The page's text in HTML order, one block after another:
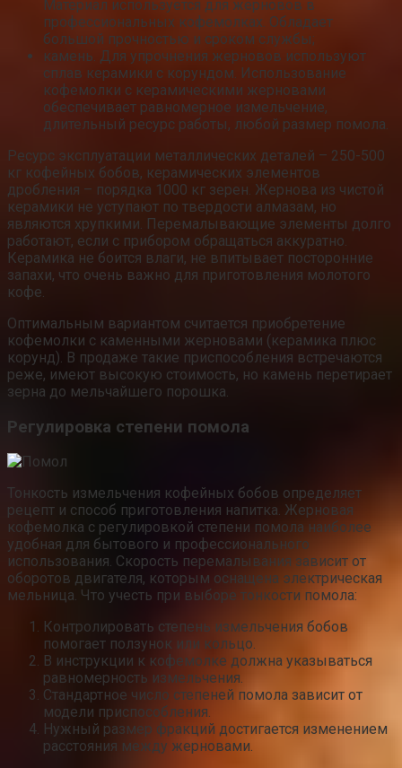
Материал используется для жерновов в
профессиональных кофемолках. Обладает
большой прочностью и сроком службы;
камень. Для упрочнения жерновов используют
сплав керамики с корундом. Использование
кофемолки с керамическими жерновами
обеспечивает равномерное измельчение,
длительный ресурс работы, любой размер помола.
Ресурс эксплуатации металлических деталей – 250-500
кг кофейных бобов, керамических элементов
дробления – порядка 1000 кг зерен. Жернова из чистой
керамики не уступают по твердости алмазам, но
являются хрупкими. Перемалывающие элементы долго
работают, если с прибором обращаться аккуратно.
Керамика не боится влаги, не впитывает посторонние
запахи, что очень важно для приготовления молотого
кофе.
Оптимальным вариантом считается приобретение
кофемолки с каменными жерновами (керамика плюс
корунд). В продаже такие приспособления встречаются
реже, имеют высокую стоимость, но камень перетирает
зерна до мельчайшего порошка.
Регулировка степени помола
Тонкость измельчения кофейных бобов определяет
рецепт и способ приготовления напитка. Жерновая
кофемолка с регулировкой степени помола наиболее
удобная для бытового и профессионального
использования. Скорость перемалывания зависит от
оборотов двигателя, которым оснащена электрическая
мельница. Что учесть при выборе тонкости помола:
Контролировать степень измельчения бобов
помогает ползунок или кольцо.
В инструкции к кофемолке должна указываться
равномерность измельчения.
Стандартное число степеней помола зависит от
модели приспособления.
Нужный размер фракций достигается изменением
расстояния между жерновами.